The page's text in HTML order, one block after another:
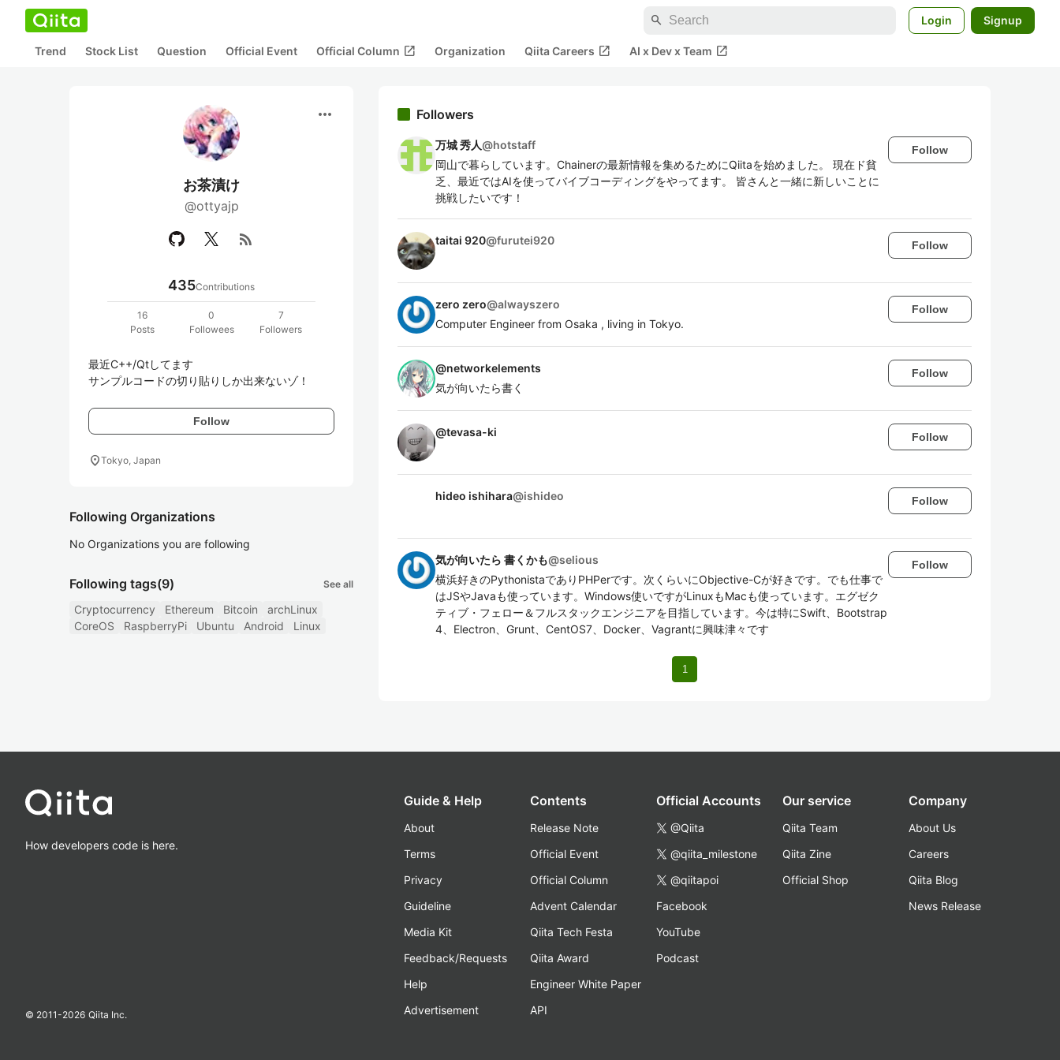
search Login Signup
Trend Stock List Question Official Event Official Column open_in_new Organization Qiita Careers open_in_new AI x Dev x Team open_in_new
more_horiz
お茶漬け
@ottyajp
rss_feed
435Contributions
16
Posts
0
Followees
7
Followers
最近C++/Qtしてます
サンプルコードの切り貼りしか出来ないゾ！
Follow
location_onTokyo, Japan
Following Organizations
No Organizations you are following
Following tags(9) See all
Cryptocurrency Ethereum Bitcoin
archLinux
CoreOS
RaspberryPi Ubuntu Android Linux
Followers
万城 秀人@hotstaff
岡山で暮らしています。Chainerの最新情報を集めるためにQiitaを始めました。 現在ド貧
乏、最近ではAIを使ってバイブコーディングをやってます。 皆さんと一緒に新しいことに
挑戦したいです！
Follow
taitai 920@furutei920 Follow
zero zero@alwayszero
Computer Engineer from Osaka , living in Tokyo.
Follow
@networkelements
気が向いたら書く
Follow
@tevasa-ki Follow
hideo ishihara@ishideo Follow
気が向いたら 書くかも@selious
横浜好きのPythonistaでありPHPerです。次くらいにObjective-Cが好きです。でも仕事で
はJSやJavaも使っています。Windows使いですがLinuxもMacも使っています。エグゼク
ティブ・フェロー＆フルスタックエンジニアを目指しています。今は特にSwift、Bootstrap
4、Electron、Grunt、CentOS7、Docker、Vagrantに興味津々です
Follow
1
How developers code is here.
© 2011-2026 Qiita Inc.
Guide & Help
About
Terms
Privacy
Guideline
Media Kit
Feedback/Requests
Help
Advertisement
Contents
Release Note
Official Event
Official Column
Advent Calendar
Qiita Tech Festa
Qiita Award
Engineer White Paper
API
Official Accounts
@Qiita
@qiita_milestone
@qiitapoi
Facebook
YouTube
Podcast
Our service
Qiita Team
Qiita Zine
Official Shop
Company
About Us
Careers
Qiita Blog
News Release